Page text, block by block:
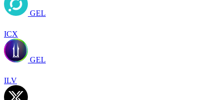
GEL
ICX
GEL
ILV